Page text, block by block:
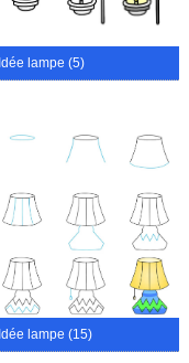
Idée lampe (5)
Idée lampe (15)